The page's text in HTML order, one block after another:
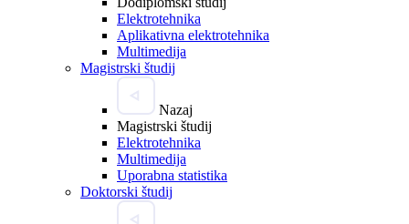
Elektrotehnika
Aplikativna elektrotehnika
Multimedija
Magistrski študij
Nazaj
Magistrski študij
Elektrotehnika
Multimedija
Uporabna statistika
Doktorski študij